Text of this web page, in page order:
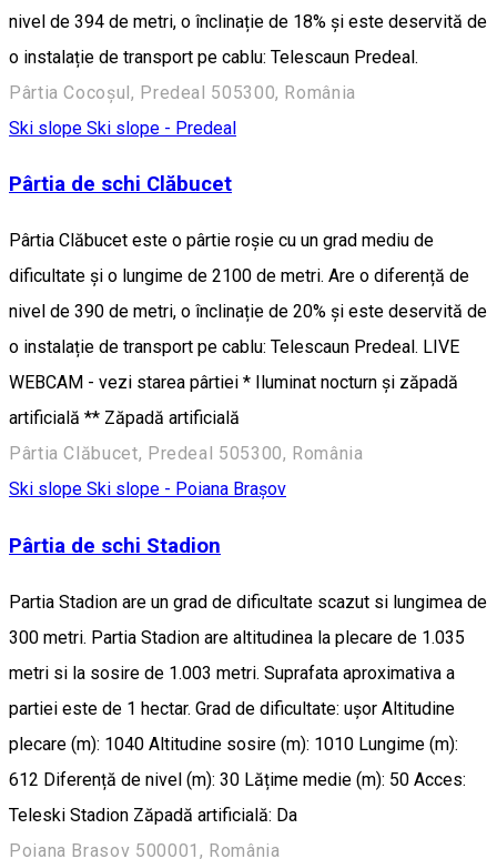
nivel de 394 de metri, o înclinație de 18% și este deservită de
o instalație de transport pe cablu: Telescaun Predeal.
Pârtia Cocoșul, Predeal 505300, România
Ski slope Ski slope - Predeal
Pârtia de schi Clăbucet
Pârtia Clăbucet este o pârtie roșie cu un grad mediu de
dificultate și o lungime de 2100 de metri. Are o diferență de
nivel de 390 de metri, o înclinație de 20% și este deservită de
o instalație de transport pe cablu: Telescaun Predeal. LIVE
WEBCAM - vezi starea pârtiei * Iluminat nocturn și zăpadă
artificială ** Zăpadă artificială
Pârtia Clăbucet, Predeal 505300, România
Ski slope Ski slope - Poiana Brașov
Pârtia de schi Stadion
Partia Stadion are un grad de dificultate scazut si lungimea de
300 metri. Partia Stadion are altitudinea la plecare de 1.035
metri si la sosire de 1.003 metri. Suprafata aproximativa a
partiei este de 1 hectar. Grad de dificultate: ușor Altitudine
plecare (m): 1040 Altitudine sosire (m): 1010 Lungime (m):
612 Diferență de nivel (m): 30 Lățime medie (m): 50 Acces:
Teleski Stadion Zăpadă artificială: Da
Poiana Brasov 500001, România